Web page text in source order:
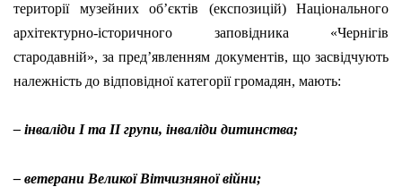
території музейних об’єктів (експозицій) Національного
архітектурно-історичного заповідника «Чернігів
стародавній», за пред’явленням документів, що засвідчують
належність до відповідної категорії громадян, мають:
– інваліди І та ІІ групи, інваліди дитинства;
– ветерани Великої Вітчизняної війни;